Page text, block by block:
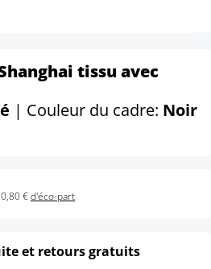
tissu avec
| Couleur du cadre: Noir
€d'éco-part
et retours gratuits